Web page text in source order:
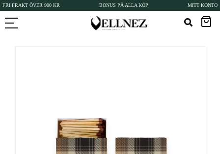
FRI FRAKT ÖVER 900 KR BONUS PÅ ALLA KÖP MITT KONTO